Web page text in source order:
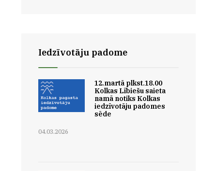
Iedzīvotāju padome
12.martā plkst.18.00
Kolkas Lībiešu saieta
namā notiks Kolkas
iedzīvotāju padomes
sēde
04.03.2026